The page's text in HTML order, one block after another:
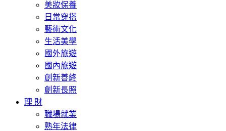
美妝保養
日常穿搭
藝術文化
生活美學
國外旅遊
國內旅遊
創新善終
創新長照
理 財
職場就業
熟年法律